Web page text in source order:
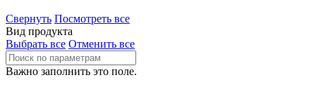
Свернуть Посмотреть все
Вид продукта
Выбрать все Отменить все
Важно заполнить это поле.